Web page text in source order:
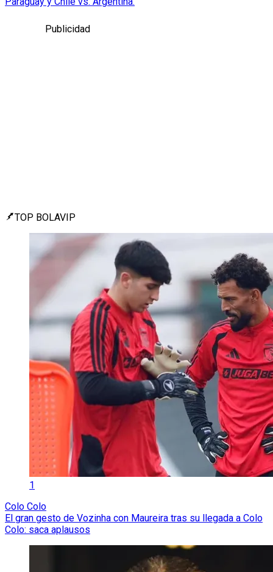
Publicidad
TOP BOLAVIP
1
Colo Colo
El gran gesto de Vozinha con Maureira tras su llegada a Colo
Colo: saca aplausos